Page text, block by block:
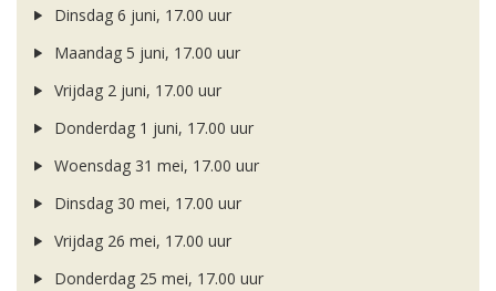
Dinsdag 6 juni, 17.00 uur
Maandag 5 juni, 17.00 uur
Vrijdag 2 juni, 17.00 uur
Donderdag 1 juni, 17.00 uur
Woensdag 31 mei, 17.00 uur
Dinsdag 30 mei, 17.00 uur
Vrijdag 26 mei, 17.00 uur
Donderdag 25 mei, 17.00 uur